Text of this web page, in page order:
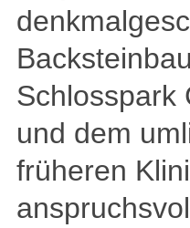
Schlosspark
und dem
früheren